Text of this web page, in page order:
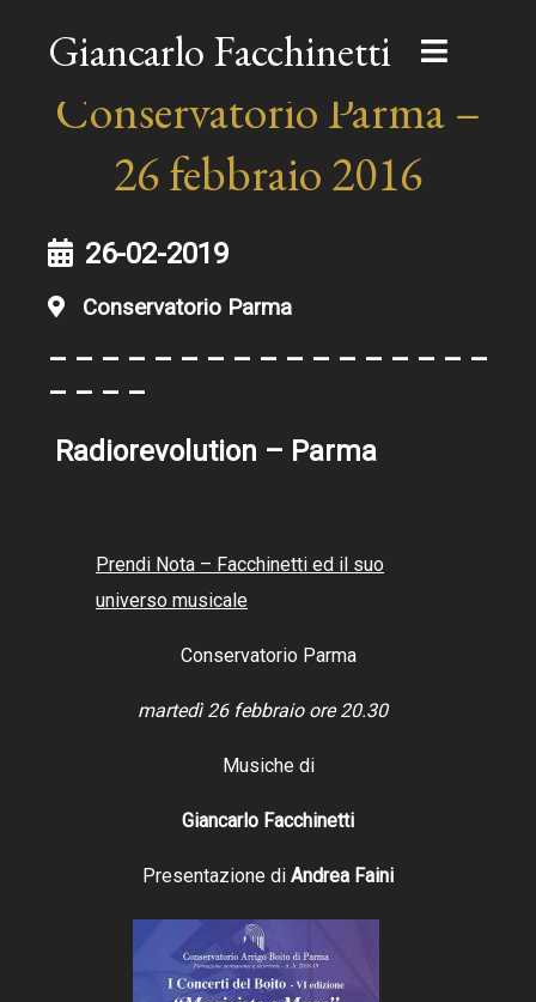
Giancarlo Facchinetti
Conservatorio Parma –
26 febbraio 2016
26-02-2019
Conservatorio Parma
– – – – – – – – – – – – – – – – –
– – – –
Radiorevolution – Parma
Prendi Nota – Facchinetti ed il suo
universo musicale
Conservatorio Parma
martedì 26 febbraio ore 20.30
Musiche di
Giancarlo Facchinetti
Presentazione di Andrea Faini